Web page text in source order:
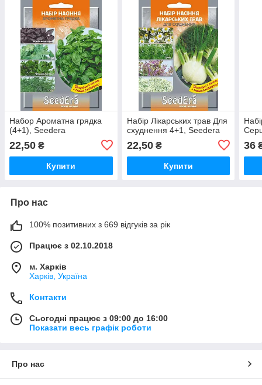
Набор Ароматна грядка
(4+1), Seedеra
22,50 ₴
Купити
Набір Лікарських трав Для
схуднення 4+1, Seedеra
22,50₴
Купити
36
Про нас
100% позитивних з 669 відгуків за рік
Працює з 02.10.2018
м. Харків
Харків, Україна
Контакти
Сьогодні працює з 09:00 до 16:00
Показати весь графік роботи
Про нас